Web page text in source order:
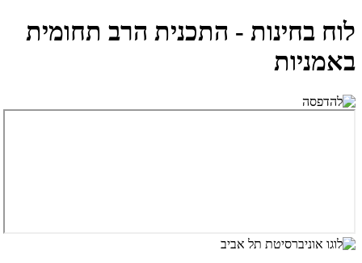
לוח בחינות - התכנית הרב תחומית
באמניות